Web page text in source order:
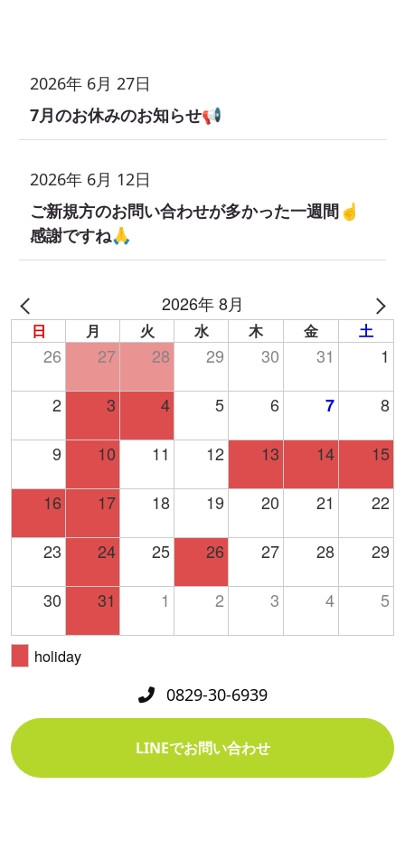
2026年 6月 27日
7月のお休みのお知らせ📢
2026年 6月 12日
ご新規方のお問い合わせが多かった一週間☝️
感謝ですね🙏
2026年 8月
日 月 火 水 木 金 土
26 27 28 29 30 31 1
2 3 4 5 6 7 8
9 10 11 12 13 14 15
16 17 18 19 20 21 22
23 24 25 26 27 28 29
30 31 1 2 3 4 5
holiday
0829-30-6939
LINEでお問い合わせ